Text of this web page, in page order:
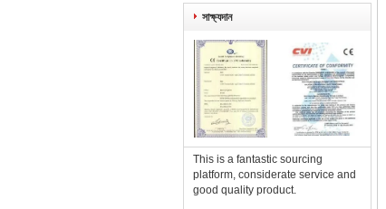
সাক্ষ্যদান
This is a fantastic sourcing
platform, considerate service and
good quality product.